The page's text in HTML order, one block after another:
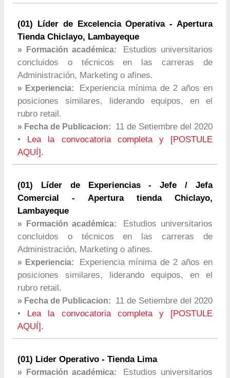
(01) Líder de Excelencia Operativa - Apertura
Tienda Chiclayo, Lambayeque
» Formación académica:
Estudios universitarios
concluidos o técnicos en las carreras de
Administración, Marketing o afines.
» Experiencia:
Experiencia mínima de 2 años en
posiciones similares, liderando equipos, en el
rubro retail.
» Fecha de Publicacion:
11 de Setiembre del 2020
•
Lea la convocatoria completa y [POSTULE
AQUÍ].
(01) Líder de Experiencias - Jefe / Jefa
Comercial - Apertura tienda Chiclayo,
Lambayeque
» Formación académica:
Estudios universitarios
concluidos o técnicos en las carreras de
Administración, Marketing o afines.
» Experiencia:
Experiencia mínima de 2 años en
posiciones similares, liderando equipos, en el
rubro retail.
» Fecha de Publicacion:
11 de Setiembre del 2020
•
Lea la convocatoria completa y [POSTULE
AQUÍ].
(01) Lider Operativo - Tienda Lima
» Formación académica: Estudios universitarios